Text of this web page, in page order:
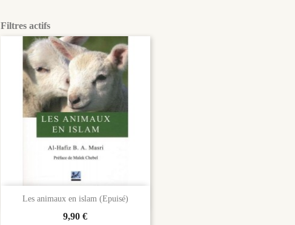
Filtres actifs
Les animaux en islam (Epuisé)
Prix
9,90 €
Aperçu rapide